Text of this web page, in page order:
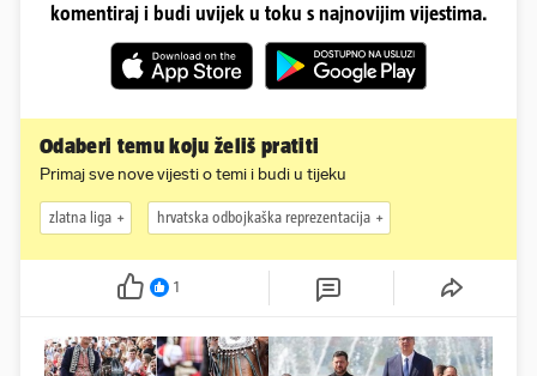
komentiraj i budi uvijek u toku s najnovijim vijestima.
Odaberi temu koju želiš pratiti
Primaj sve nove vijesti o temi i budi u tijeku
zlatna liga hrvatska odbojkaška reprezentacija
1